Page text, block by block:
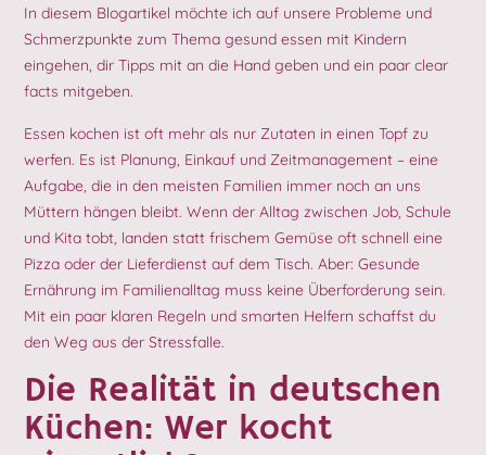
In diesem Blogartikel möchte ich auf unsere Probleme und
Schmerzpunkte zum Thema gesund essen mit Kindern
eingehen, dir Tipps mit an die Hand geben und ein paar clear
facts mitgeben.
Essen kochen ist oft mehr als nur Zutaten in einen Topf zu
werfen. Es ist Planung, Einkauf und Zeitmanagement – eine
Aufgabe, die in den meisten Familien immer noch an uns
Müttern hängen bleibt. Wenn der Alltag zwischen Job, Schule
und Kita tobt, landen statt frischem Gemüse oft schnell eine
Pizza oder der Lieferdienst auf dem Tisch. Aber: Gesunde
Ernährung im Familienalltag muss keine Überforderung sein.
Mit ein paar klaren Regeln und smarten Helfern schaffst du
den Weg aus der Stressfalle.
Die Realität in deutschen
Küchen: Wer kocht